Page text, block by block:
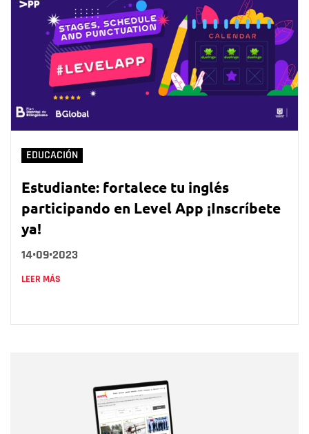
EDUCACIÓN
Estudiante: fortalece tu inglés
participando en Level App ¡Inscríbete
ya!
14•09•2023
LEER MÁS
Correo electrónico